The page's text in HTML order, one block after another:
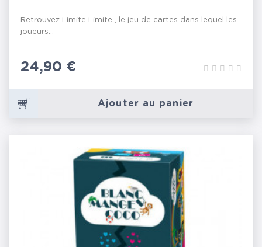
Retrouvez Limite Limite , le jeu de cartes dans lequel les
joueurs...
Prix
24,90 €
Ajouter au panier